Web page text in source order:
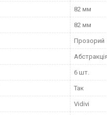
82 мм
82 мм
Прозорий
6 шт.
Так
Vidivi